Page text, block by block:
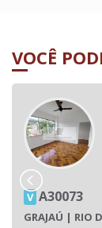
VOCÊ
V A30073
GRAJAÚ | RIO